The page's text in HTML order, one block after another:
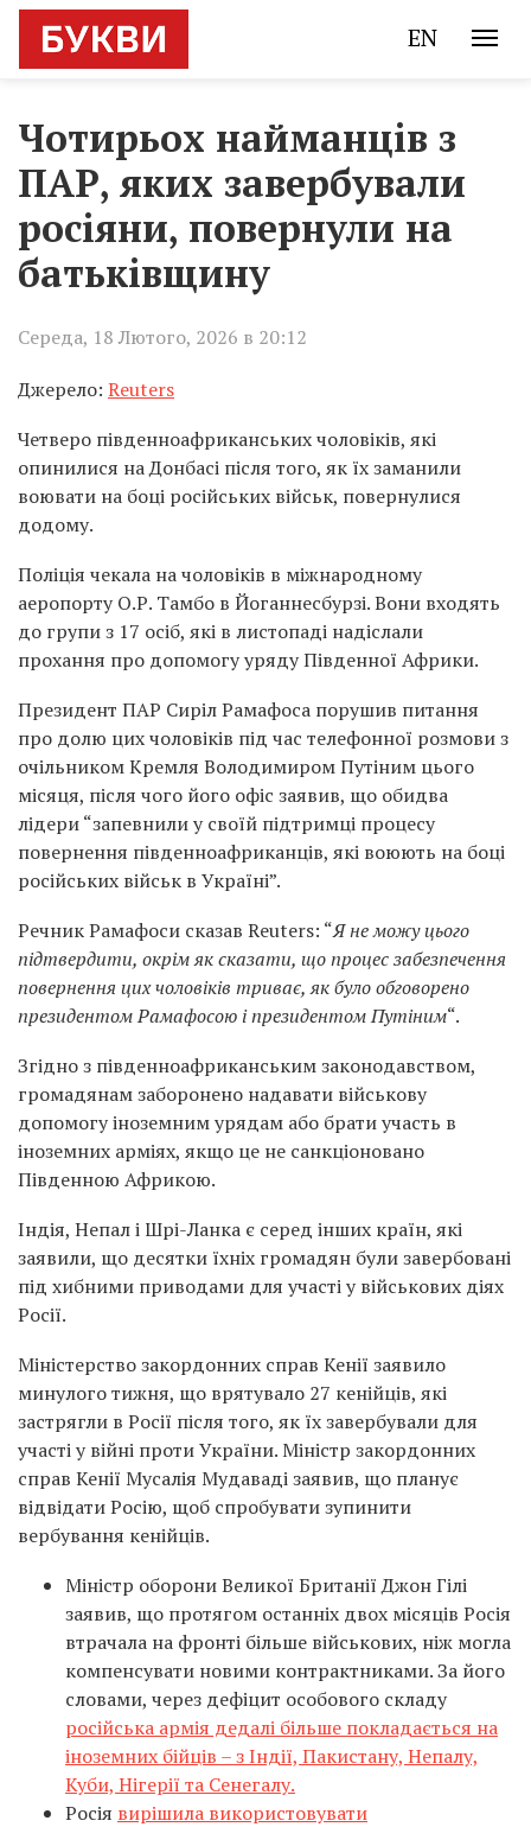
EN
Чотирьох найманців з
ПАР, яких завербували
росіяни, повернули на
батьківщину
Середа, 18 Лютого, 2026 в 20:12
Джерело: Reuters
Четверо південноафриканських чоловіків, які
опинилися на Донбасі після того, як їх заманили
воювати на боці російських військ, повернулися
додому.
Поліція чекала на чоловіків в міжнародному
аеропорту О.Р. Тамбо в Йоганнесбурзі. Вони входять
до групи з 17 осіб, які в листопаді надіслали
прохання про допомогу уряду Південної Африки.
Президент ПАР Сиріл Рамафоса порушив питання
про долю цих чоловіків під час телефонної розмови з
очільником Кремля Володимиром Путіним цього
місяця, після чого його офіс заявив, що обидва
лідери “запевнили у своїй підтримці процесу
повернення південноафриканців, які воюють на боці
російських військ в Україні”.
Речник Рамафоси сказав Reuters: “Я не можу цього
підтвердити, окрім як сказати, що процес забезпечення
повернення цих чоловіків триває, як було обговорено
президентом Рамафосою і президентом Путіним“.
Згідно з південноафриканським законодавством,
громадянам заборонено надавати військову
допомогу іноземним урядам або брати участь в
іноземних арміях, якщо це не санкціоновано
Південною Африкою.
Індія, Непал і Шрі-Ланка є серед інших країн, які
заявили, що десятки їхніх громадян були завербовані
під хибними приводами для участі у військових діях
Росії.
Міністерство закордонних справ Кенії заявило
минулого тижня, що врятувало 27 кенійців, які
застрягли в Росії після того, як їх завербували для
участі у війні проти України. Міністр закордонних
справ Кенії Мусалія Мудаваді заявив, що планує
відвідати Росію, щоб спробувати зупинити
вербування кенійців.
Міністр оборони Великої Британії Джон Гілі
заявив, що протягом останніх двох місяців Росія
втрачала на фронті більше військових, ніж могла
компенсувати новими контрактниками. За його
словами, через дефіцит особового складу
російська армія дедалі більше покладається на
іноземних бійців – з Індії, Пакистану, Непалу,
Куби, Нігерії та Сенегалу.
Росія вирішила використовувати